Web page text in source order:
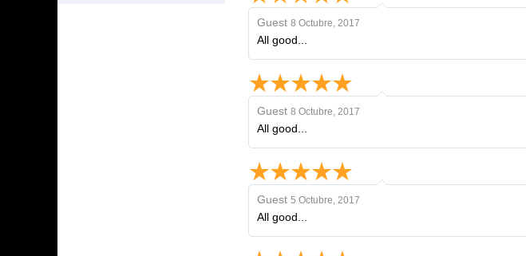
Guest 8 Octubre, 2017
All good...
Guest 8 Octubre, 2017
All good...
Guest 5 Octubre, 2017
All good...